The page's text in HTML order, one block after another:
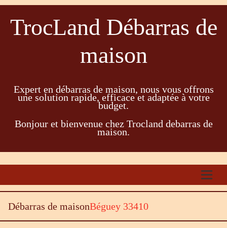
TrocLand Débarras de
maison
Expert en débarras de maison, nous vous offrons
une solution rapide, efficace et adaptée à votre
budget.
Bonjour et bienvenue chez Trocland debarras de
maison.
Débarras de maisonBéguey 33410